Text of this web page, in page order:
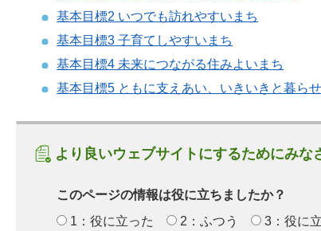
基本目標2 いつでも訪れやすいまち
基本目標3 子育てしやすいまち
基本目標4 未来につながる住みよいまち
基本目標5 ともに支えあい、いきいきと暮ら
より良いウェブサイトにするためにみ
このページの情報は役に立ちましたか？
1：役に立った
2：ふつう 3：役に